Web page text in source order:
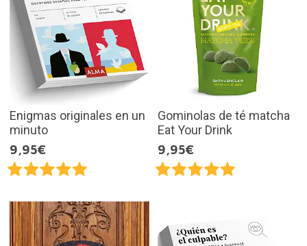
Enigmas originales en un
minuto
9,95€
Gominolas de té matcha
Eat Your Drink
9,95€